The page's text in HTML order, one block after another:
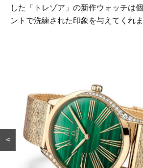
した「トレゾア」の新作ウォッチは
ントで洗練された印象を与えてくれま
<